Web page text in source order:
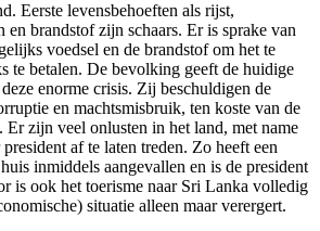
Eerste levensbehoeften als rijst,
en brandstof zijn schaars. Er is sprake van
voedsel en de brandstof om het te
te betalen. De bevolking geeft de huidige
enorme crisis. Zij beschuldigen de
en machtsmisbruik, ten koste van de
zijn veel onlusten in het land, met name
af te laten treden. Zo heeft een
inmiddels aangevallen en is de president
is ook het toerisme naar Sri Lanka volledig
situatie alleen maar verergert.